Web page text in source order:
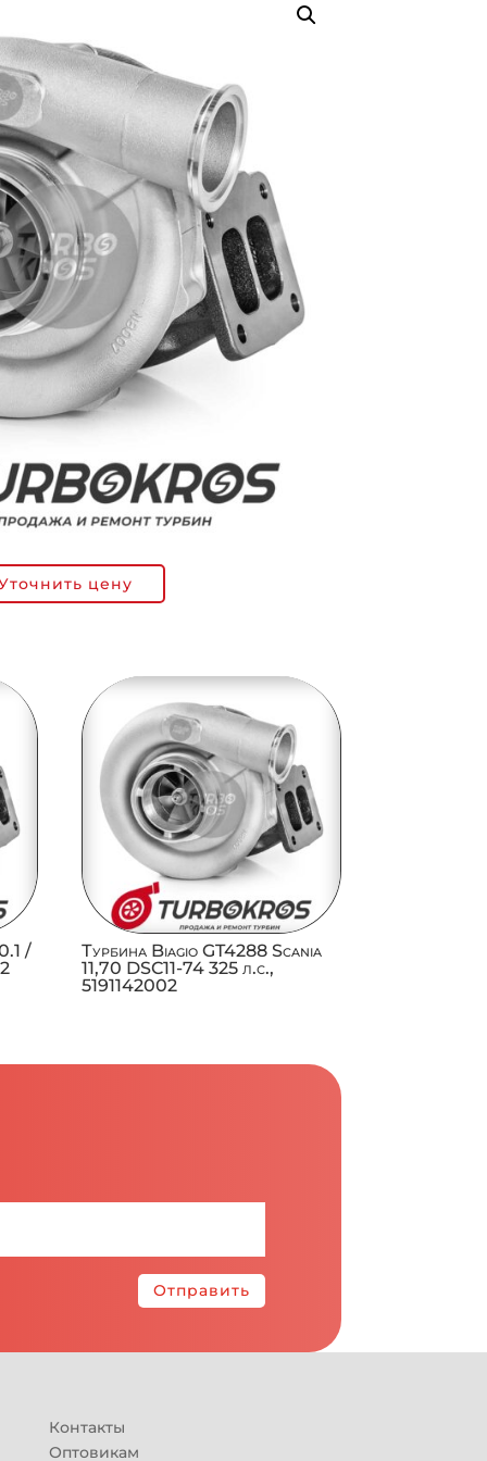
цену
/
Турбина Biagio GT4288 Scania
11,70 DSC11-74 325 л.с.,
5191142002
Отправить
Контакты
Оптовикам